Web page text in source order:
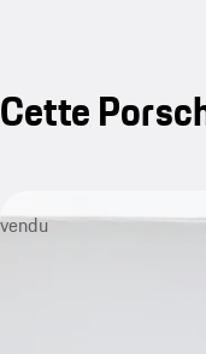
Cette
vendu